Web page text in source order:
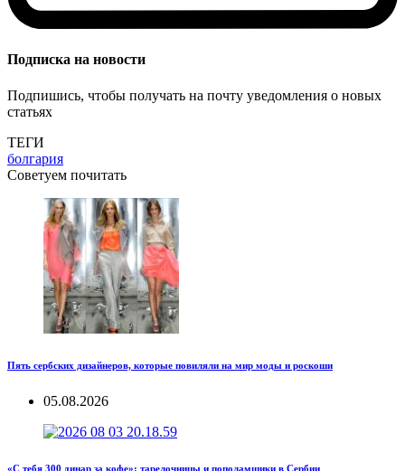
Подписка на новости
Подпишись, чтобы получать на почту уведомления о новых
статьях
ТЕГИ
болгария
Советуем почитать
Пять сербских дизайнеров, которые повиляли на мир моды и роскоши
05.08.2026
«С тебя 300 динар за кофе»: тарелочницы и пополамщики в Сербии